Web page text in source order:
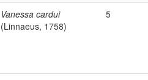
Vanessa cardui
(Linnaeus, 1758)
5